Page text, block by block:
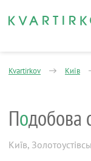
Kvartirkov Київ
Подобова
Київ,